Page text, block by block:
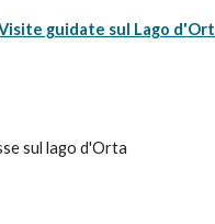
guidate sul Lago
sul lago d'Orta